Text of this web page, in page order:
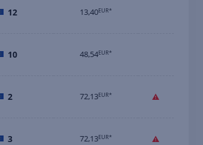
12 13,40EUR*
10 48,54EUR*
2 72,13EUR*
3 72,13EUR*